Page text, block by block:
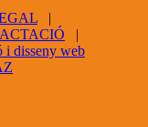
|
|
i disseny web